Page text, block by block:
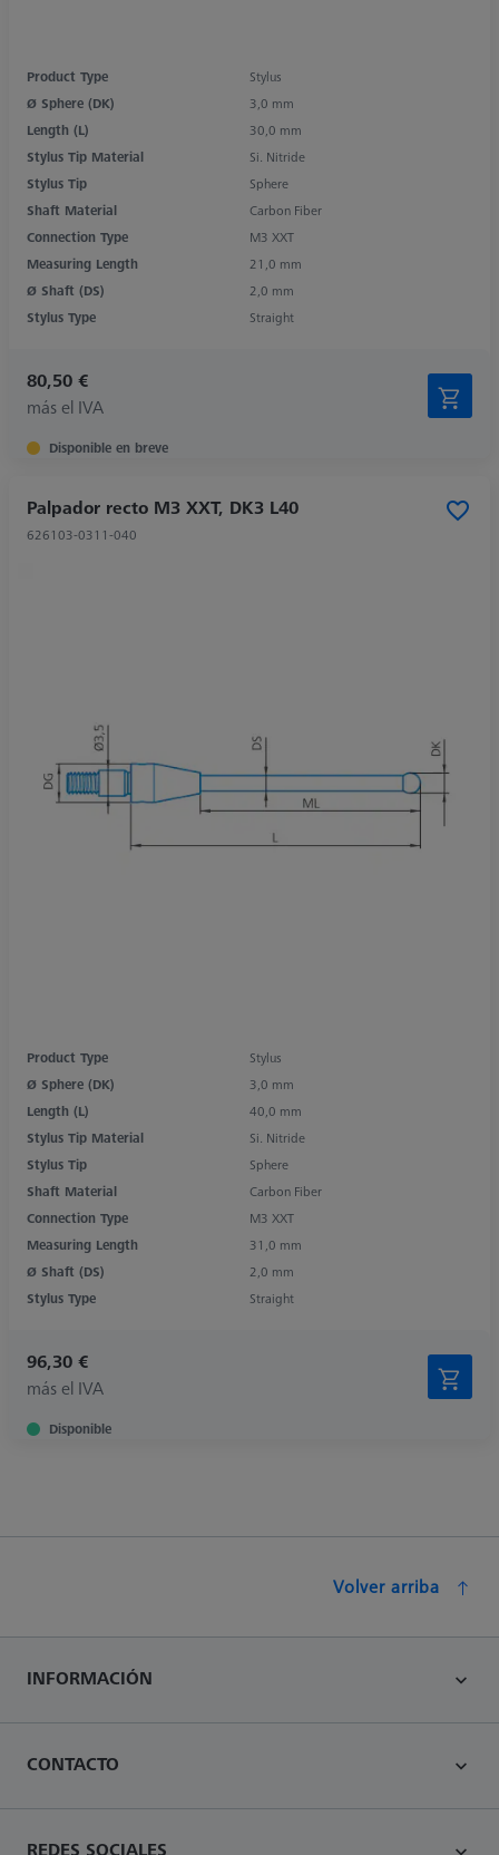
Product Type
Stylus
Ø Sphere (DK)
3,0 mm
Length (L)
30,0 mm
Stylus Tip Material
Si. Nitride
Stylus Tip
Sphere
Shaft Material
Carbon Fiber
Connection Type
M3 XXT
Measuring Length
21,0 mm
Ø Shaft (DS)
2,0 mm
Stylus Type
Straight
80,50 €
más el IVA
Disponible en breve
Palpador recto M3 XXT, DK3 L40
626103-0311-040
Product Type
Stylus
Ø Sphere (DK)
3,0 mm
Length (L)
40,0 mm
Stylus Tip Material
Si. Nitride
Stylus Tip
Sphere
Shaft Material
Carbon Fiber
Connection Type
M3 XXT
Measuring Length
31,0 mm
Ø Shaft (DS)
2,0 mm
Stylus Type
Straight
96,30 €
más el IVA
Disponible
Volver arriba
INFORMACIÓN
CONTACTO
REDES SOCIALES